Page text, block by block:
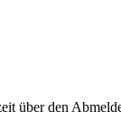
über den